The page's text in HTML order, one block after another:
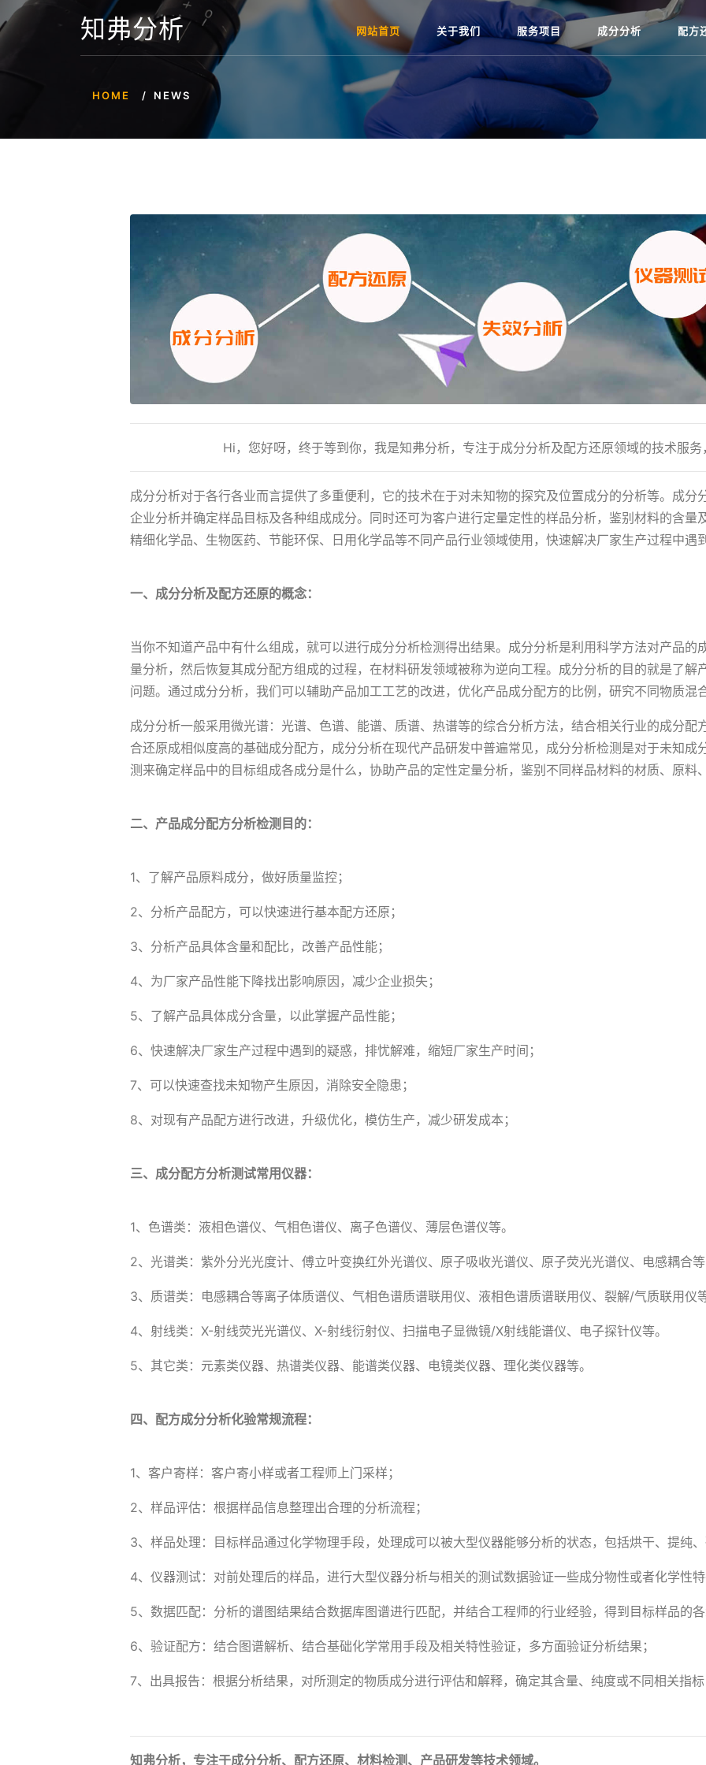
知弗分析 网站首页 关于我们 服务项目 成分分析 配方
HOME NEWS
Hi，您好呀，终于等到你，我是知弗分析，专注于成分分析及配方还原领域的技术服
成分分析对于各行各业而言提供了多重便利，它的技术在于对未知物的探究及位置成分的分析等。成分
企业分析并确定样品目标及各种组成成分。同时还可为客户进行定量定性的样品分析，鉴别材料的含量
精细化学品、生物医药、节能环保、日用化学品等不同产品行业领域使用，快速解决厂家生产过程中遇
一、成分分析及配方还原的概念：
当你不知道产品中有什么组成，就可以进行成分分析检测得出结果。成分分析是利用科学方法对产品的
量分析，然后恢复其成分配方组成的过程，在材料研发领域被称为逆向工程。成分分析的目的就是了解
问题。通过成分分析，我们可以辅助产品加工工艺的改进，优化产品成分配方的比例，研究不同物质混合
成分分析一般采用微光谱：光谱、色谱、能谱、质谱、热谱等的综合分析方法，结合相关行业的成分配
合还原成相似度高的基础成分配方，成分分析在现代产品研发中普遍常见，成分分析检测是对于未知成
测来确定样品中的目标组成各成分是什么，协助产品的定性定量分析，鉴别不同样品材料的材质、原料
二、产品成分配方分析检测目的：
1、了解产品原料成分，做好质量监控；
2、分析产品配方，可以快速进行基本配方还原；
3、分析产品具体含量和配比，改善产品性能；
4、为厂家产品性能下降找出影响原因，减少企业损失；
5、了解产品具体成分含量，以此掌握产品性能；
6、快速解决厂家生产过程中遇到的疑惑，排忧解难，缩短厂家生产时间；
7、可以快速查找未知物产生原因，消除安全隐患；
8、对现有产品配方进行改进，升级优化，模仿生产，减少研发成本；
三、成分配方分析测试常用仪器：
1、色谱类：液相色谱仪、气相色谱仪、离子色谱仪、薄层色谱仪等。
2、光谱类：紫外分光光度计、傅立叶变换红外光谱仪、原子吸收光谱仪、原子荧光光谱仪、电感耦合等
3、质谱类：电感耦合等离子体质谱仪、气相色谱质谱联用仪、液相色谱质谱联用仪、裂解/气质联用仪等
4、射线类：X-射线荧光光谱仪、X-射线衍射仪、扫描电子显微镜/X射线能谱仪、电子探针仪等。
5、其它类：元素类仪器、热谱类仪器、能谱类仪器、电镜类仪器、理化类仪器等。
四、配方成分分析化验常规流程：
1、客户寄样：客户寄小样或者工程师上门采样；
2、样品评估：根据样品信息整理出合理的分析流程；
3、样品处理：目标样品通过化学物理手段，处理成可以被大型仪器能够分析的状态，包括烘干、提纯
4、仪器测试：对前处理后的样品，进行大型仪器分析与相关的测试数据验证一些成分物性或者化学性特
5、数据匹配：分析的谱图结果结合数据库图谱进行匹配，并结合工程师的行业经验，得到目标样品的
6、验证配方：结合图谱解析、结合基础化学常用手段及相关特性验证，多方面验证分析结果；
7、出具报告：根据分析结果，对所测定的物质成分进行评估和解释，确定其含量、纯度或不同相关指标
知弗分析，专注于成分分析、配方还原、材料检测、产品研发等技术领域。